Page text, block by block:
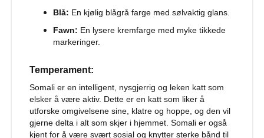
H
n
d
e
b
u
Blå: En kjølig blågrå farge med sølvaktig glans.
Fawn: En lysere kremfarge med myke tikkede
markeringer.
Temperament:
Somali er en intelligent, nysgjerrig og leken katt som
elsker å være aktiv. Dette er en katt som liker å
utforske omgivelsene sine, klatre og hoppe, og den vil
gjerne delta i alt som skjer i hjemmet. Somali er også
kjent for å være svært sosial og knytter sterke bånd til